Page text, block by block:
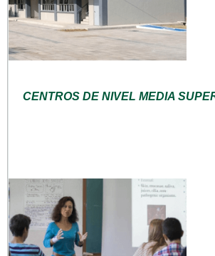
CENTROS DE NIVEL MEDIA